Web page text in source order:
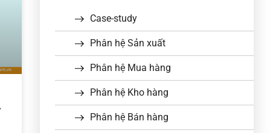
Case-study
Phân hệ Sản xuất
Phân hệ Mua hàng
Phân hệ Kho hàng
Phân hệ Bán hàng